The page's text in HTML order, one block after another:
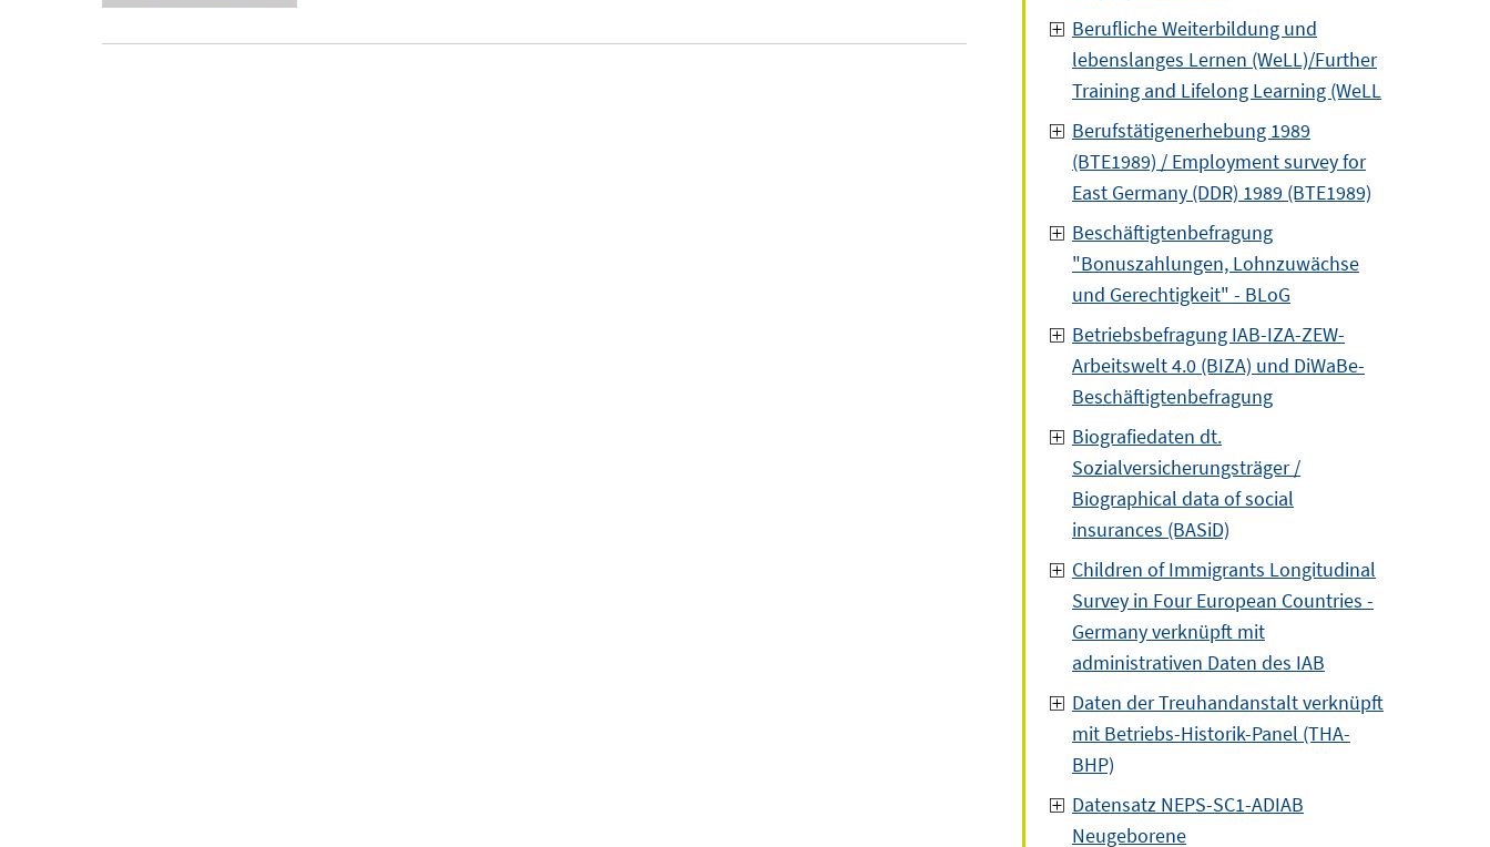
Berufliche Weiterbildung und
lebenslanges Lernen (WeLL)/Further
Training and Lifelong Learning (WeLL
Berufstätigenerhebung 1989
(BTE1989) / Employment survey for
East Germany (DDR) 1989 (BTE1989)
Beschäftigtenbefragung
"Bonuszahlungen, Lohnzuwächse
und Gerechtigkeit" - BLoG
Betriebsbefragung IAB-IZA-ZEW-
Arbeitswelt 4.0 (BIZA) und DiWaBe-
Beschäftigtenbefragung
Biografiedaten dt.
Sozialversicherungsträger /
Biographical data of social
insurances (BASiD)
Children of Immigrants Longitudinal
Survey in Four European Countries -
Germany verknüpft mit
administrativen Daten des IAB
Daten der Treuhandanstalt verknüpft
mit Betriebs-Historik-Panel (THA-
BHP)
Datensatz NEPS-SC1-ADIAB
Neugeborene